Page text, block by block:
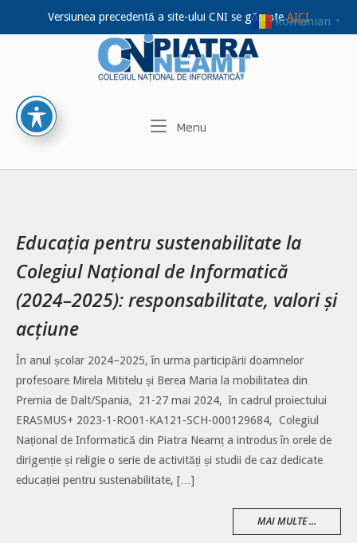
Versiunea precedentă a site-ului CNI se găseșteAICI
Home
Menu
Educația pentru sustenabilitate la
Colegiul Național de Informatică
(2024–2025): responsabilitate, valori și
acțiune
În anul școlar 2024–2025, în urma participării doamnelor
profesoare Mirela Mititelu și Berea Maria la mobilitatea din
Premia de Dalt/Spania, 21-27 mai 2024, în cadrul proiectului
ERASMUS+ 2023-1-RO01-KA121-SCH-000129684, Colegiul
Național de Informatică din Piatra Neamț a introdus în orele de
dirigenție și religie o serie de activități și studii de caz dedicate
educației pentru sustenabilitate, […]
MAI MULTE ...
Romanian ▼